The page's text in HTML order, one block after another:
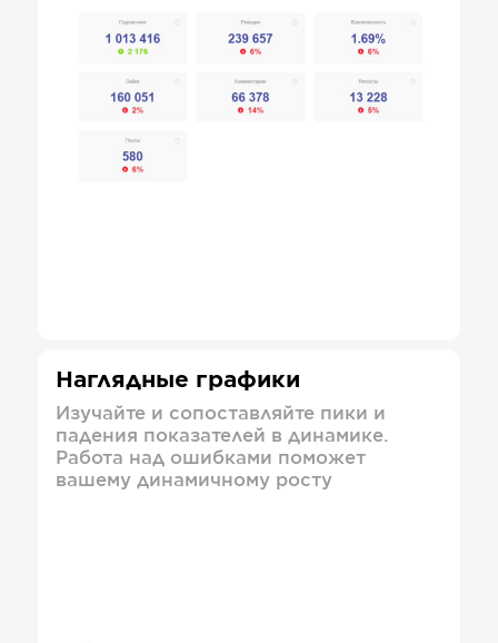
Наглядные графики
Изучайте и сопоставляйте пики и
падения показателей в динамике.
Работа над ошибками поможет
вашему динамичному росту